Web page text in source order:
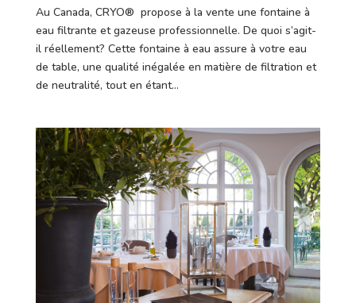
Au Canada, CRYO® propose à la vente une fontaine à
eau filtrante et gazeuse professionnelle. De quoi s’agit-
il réellement? Cette fontaine à eau assure à votre eau
de table, une qualité inégalée en matière de filtration et
de neutralité, tout en étant...